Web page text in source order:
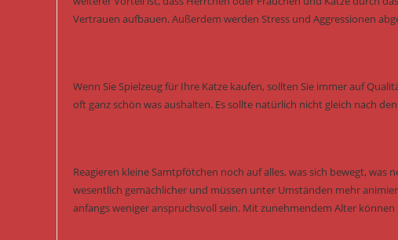
Vertrauen aufbauen. Außerdem werden Stress und Aggressionen
Wenn Sie Spielzeug für Ihre Katze kaufen, sollten Sie immer auf
oft ganz schön was aushalten. Es sollte natürlich nicht gleich nach
Reagieren kleine Samtpfötchen noch auf alles, was sich bewegt,
wesentlich gemächlicher und müssen unter Umständen mehr
anfangs weniger anspruchsvoll sein. Mit zunehmendem Alter